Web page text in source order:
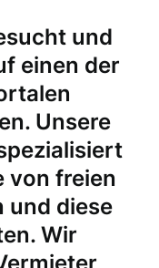
und
einen der
Unsere
von freien
und diese
Wir